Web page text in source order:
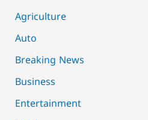
Agriculture
Auto
Breaking News
Business
Entertainment